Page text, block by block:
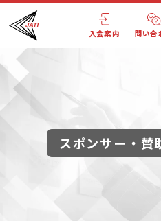
入会案内 問い合
スポンサー・賛